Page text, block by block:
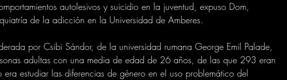
autolesivos y suicidio en la juventud, expuso Dom,
de la adicción en la Universidad de Amberes.
por Csibi Sándor, de la universidad rumana George Emil Palade,
adultas con una media de edad de 26 años, de las que 293 eran
era estudiar las diferencias de género en el uso problemático del